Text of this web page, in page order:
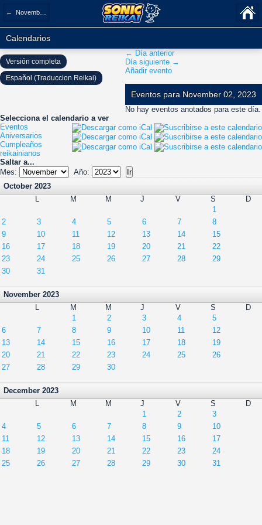
← November 2023
Calendarios
← Día anterior
Día siguiente →
Añadir evento
Eventos para November 02, 2023
No hay eventos anotados para este día.
Selecciona el calendario a ver
Eventos
Aniversarios
Cumpleaños
reikainianos
Saltar a...
Mes:
Año:
October 2023
L
M M J V S
D
1
2
3 4 5 6 7
8
9
10 11 12 13 14
15
16
17 18 19 20 21
22
23
24 25 26 27 28
29
30
31
November 2023
L
M M J V S
D
1
2 3 4
5
6
7 8 9 10 11
12
13
14 15 16 17 18
19
20
21 22 23 24 25
26
27
28 29 30
December 2023
L
M M J V S
D
1
2
3
4
5 6 7 8 9
10
11
12 13 14 15 16
17
18
19 20 21 22 23
24
25
26 27 28 29 30 31
Versión completa
Español (Traduccion Reikai)